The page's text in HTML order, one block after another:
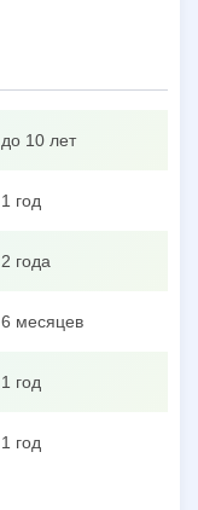
до 10 лет
1 год
2 года
6 месяцев
1 год
1 год